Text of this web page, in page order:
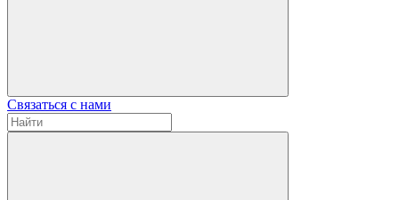
Связаться с нами